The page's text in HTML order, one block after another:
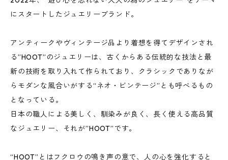
にスタートしたジュエリーブランド。
アンティークやヴィンテージ品より着想を得てデザインされ
る”HOOT”のジュエリーは、古くからある伝統的な技法と最
新の技術を取り入れて作られており、クラシックでありなが
らモダンな風合いがする“ネオ・ビンテージ”とも呼べるもの
となっている。
日本の職人による美しく、馴染みが良く、長く使える高品質
なジュエリー、それが”HOOT”です。
“HOOT”とはフクロウの鳴き声の意で、人の心を強化すると